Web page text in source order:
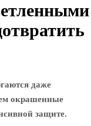
даже
окрашенные
защите.